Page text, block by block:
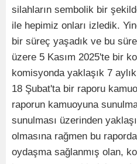
silahların sembolik bir
ile hepimiz onları izledik.
bir süreç yaşadık ve bu
üzere 5 Kasım 2025'te bir
komisyonda yaklaşık 7
18 Şubat'ta bir raporu
raporun kamuoyuna
sunulması üzerinden
olmasına rağmen bu
oydaşma sağlanmış olan,